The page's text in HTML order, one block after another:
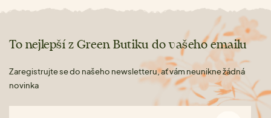
To nejlepší z Green Butiku do vašeho emailu
Zaregistrujte se do našeho newsletteru, ať vám neunikne žádná
novinka